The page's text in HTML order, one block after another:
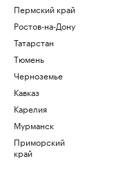
Пермский край
Ростов-на-Дону
Татарстан
Тюмень
Черноземье
Кавказ
Карелия
Мурманск
Приморский
край